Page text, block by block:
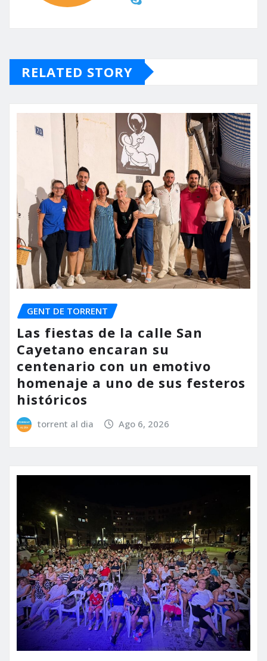
RELATED STORY
GENT DE TORRENT
Las fiestas de la calle San
Cayetano encaran su
centenario con un emotivo
homenaje a uno de sus festeros
históricos
torrent al dia Ago 6, 2026